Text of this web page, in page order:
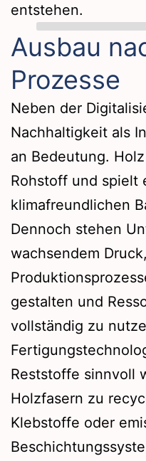
entstehen.
Ausbau
Prozesse
Neben der
Nachhaltigkeit als
an Bedeutung.
Rohstoff und spielt
klimafreundlichen
Dennoch stehen
wachsendem
gestalten und
vollständig zu
Reststoffe sinnvoll
Holzfasern zu
Klebstoffe oder